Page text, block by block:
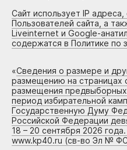
Сайт использует IP
Пользователей сайта, а
Liveinternet и Google-
содержатся в Политике по
«Сведения о размере и
размещению на страницах
размещения
период избирательной
Государственную Думу
Российской Федерации
18 – 20 сентября 2026
www.kp40.ru (св-во Эл №